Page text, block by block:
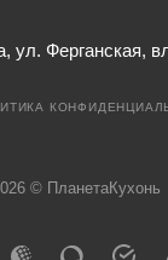
ул. Ферганская,
© ПланетаКухонь